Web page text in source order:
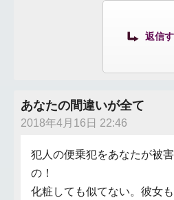
返信
あなたの間違いが全て
2018年4月16日 22:46
犯人の便乗犯をあなたが被
の！
化粧しても似てない。彼女